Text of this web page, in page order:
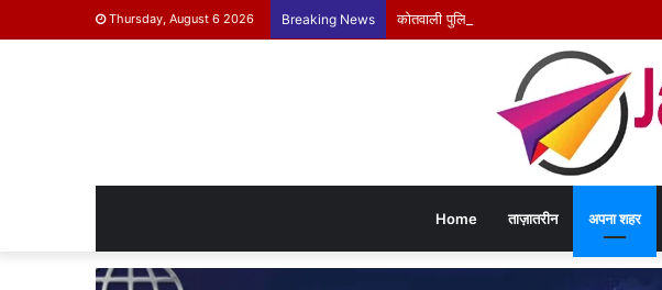
Thursday, August 6 2026 Breaking News कोतवाली पुलिस ने किया हत्या कांड का खुलासा – चंद
Home ताज़ातरीन अपना शहर